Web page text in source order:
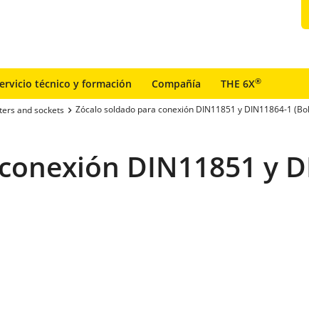
técnico y formación Compañía THE 6X®
and sockets Zócalo soldado para conexión DIN11851 y DIN11864-1
DIN11851 y